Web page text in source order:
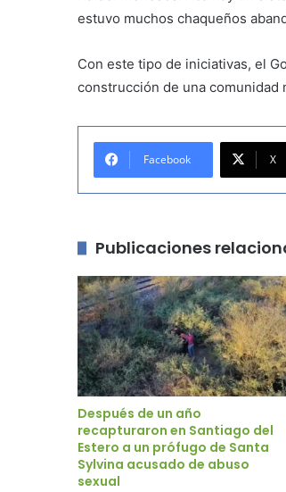
estuvo muchos chaqueños
Con este tipo de iniciativas, el
construcción de una comunidad
Facebook X
Publicaciones
Después de un año
recapturaron en Santiago del
Estero a un prófugo de Santa
Sylvina acusado de abuso
sexual